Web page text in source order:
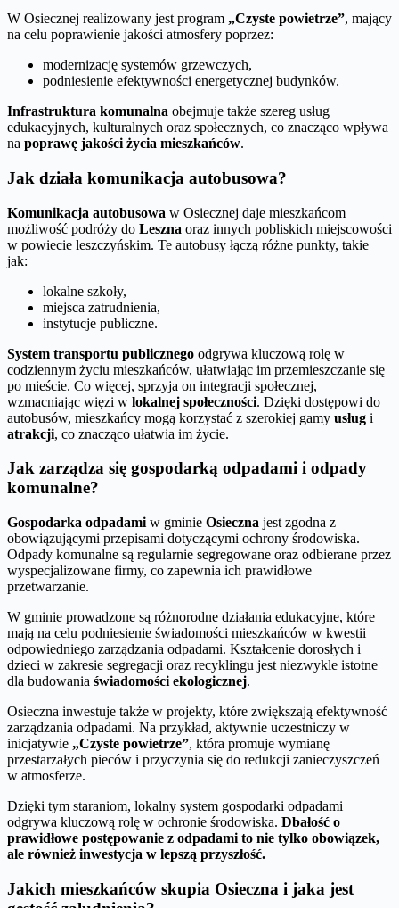
W Osiecznej realizowany jest program „Czyste powietrze”, mający
na celu poprawienie jakości atmosfery poprzez:
modernizację systemów grzewczych,
podniesienie efektywności energetycznej budynków.
Infrastruktura komunalna obejmuje także szereg usług
edukacyjnych, kulturalnych oraz społecznych, co znacząco wpływa
na poprawę jakości życia mieszkańców.
Jak działa komunikacja autobusowa?
Komunikacja autobusowa w Osiecznej daje mieszkańcom
możliwość podróży do Leszna oraz innych pobliskich miejscowości
w powiecie leszczyńskim. Te autobusy łączą różne punkty, takie
jak:
lokalne szkoły,
miejsca zatrudnienia,
instytucje publiczne.
System transportu publicznego odgrywa kluczową rolę w
codziennym życiu mieszkańców, ułatwiając im przemieszczanie się
po mieście. Co więcej, sprzyja on integracji społecznej,
wzmacniając więzi w lokalnej społeczności. Dzięki dostępowi do
autobusów, mieszkańcy mogą korzystać z szerokiej gamy usług i
atrakcji, co znacząco ułatwia im życie.
Jak zarządza się gospodarką odpadami i odpady
komunalne?
Gospodarka odpadami w gminie Osieczna jest zgodna z
obowiązującymi przepisami dotyczącymi ochrony środowiska.
Odpady komunalne są regularnie segregowane oraz odbierane przez
wyspecjalizowane firmy, co zapewnia ich prawidłowe
przetwarzanie.
W gminie prowadzone są różnorodne działania edukacyjne, które
mają na celu podniesienie świadomości mieszkańców w kwestii
odpowiedniego zarządzania odpadami. Kształcenie dorosłych i
dzieci w zakresie segregacji oraz recyklingu jest niezwykle istotne
dla budowania świadomości ekologicznej.
Osieczna inwestuje także w projekty, które zwiększają efektywność
zarządzania odpadami. Na przykład, aktywnie uczestniczy w
inicjatywie „Czyste powietrze”, która promuje wymianę
przestarzałych pieców i przyczynia się do redukcji zanieczyszczeń
w atmosferze.
Dzięki tym staraniom, lokalny system gospodarki odpadami
odgrywa kluczową rolę w ochronie środowiska. Dbałość o
prawidłowe postępowanie z odpadami to nie tylko obowiązek,
ale również inwestycja w lepszą przyszłość.
Jakich mieszkańców skupia Osieczna i jaka jest